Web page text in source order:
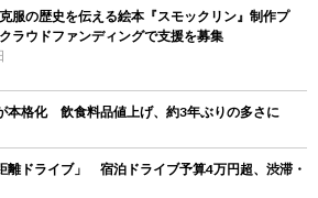
服の歴史を伝える絵本『スモックリン』制作プ
ラウドファンディングで支援を募集
本格化 飲食料品値上げ、約3年ぶりの多さに
離ドライブ」 宿泊ドライブ予算4万円超、渋滞・